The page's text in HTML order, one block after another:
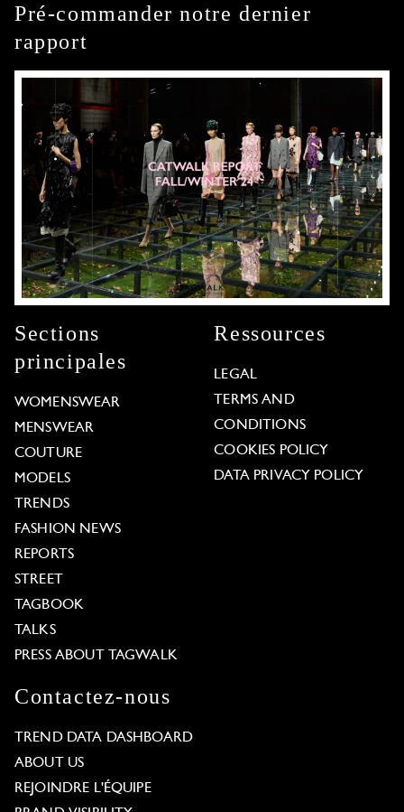
Pré-commander notre dernier
rapport
Sections
principales
WOMENSWEAR
MENSWEAR
COUTURE
MODELS
TRENDS
FASHION NEWS
REPORTS
STREET
TAGBOOK
TALKS
PRESS ABOUT TAGWALK
Ressources
LEGAL
TERMS AND
CONDITIONS
COOKIES POLICY
DATA PRIVACY POLICY
Contactez-nous
TREND DATA DASHBOARD
ABOUT US
REJOINDRE L'ÉQUIPE